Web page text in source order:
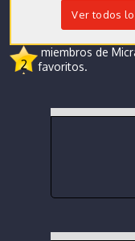
Ver todos
2
miembros de
favoritos.